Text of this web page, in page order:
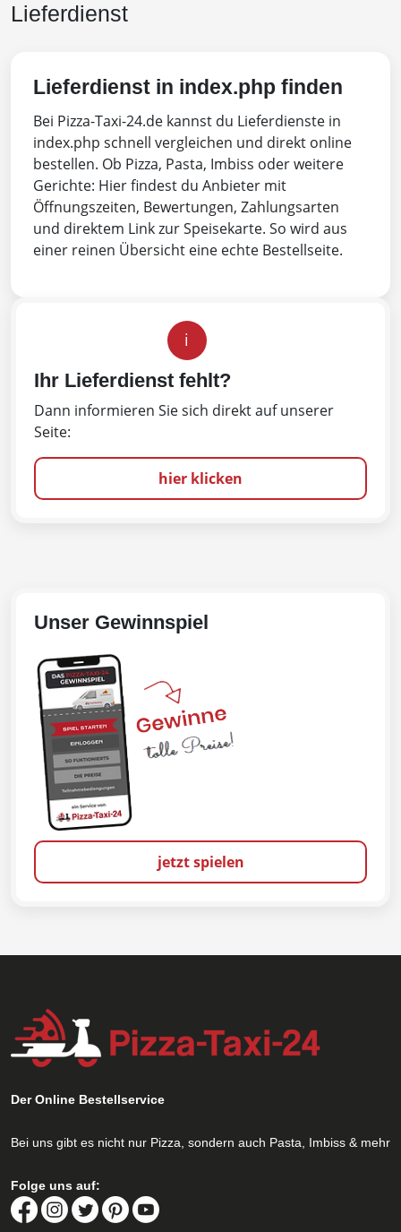
Lieferdienst
Lieferdienst in index.php finden
Bei Pizza-Taxi-24.de kannst du Lieferdienste in
index.php schnell vergleichen und direkt online
bestellen. Ob Pizza, Pasta, Imbiss oder weitere
Gerichte: Hier findest du Anbieter mit
Öffnungszeiten, Bewertungen, Zahlungsarten
und direktem Link zur Speisekarte. So wird aus
einer reinen Übersicht eine echte Bestellseite.
i
Ihr Lieferdienst fehlt?
Dann informieren Sie sich direkt auf unserer
Seite:
hier klicken
Unser Gewinnspiel
jetzt spielen
Der Online Bestellservice
Bei uns gibt es nicht nur Pizza, sondern auch Pasta, Imbiss & mehr
Folge uns auf: